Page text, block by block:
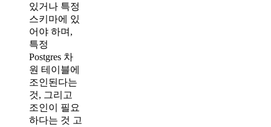
있거나 특정
스키마에 있
어야 하며,
특정
Postgres 차
원 테이블에
조인된다는
것, 그리고
조인이 필요
하다는 것 고